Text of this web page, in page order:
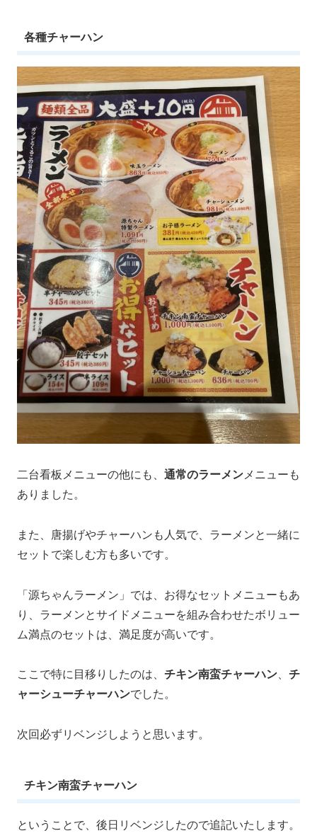
各種チャーハン
二台看板メニューの他にも、 通常のラーメンメニューも
ありました。
また、唐揚げやチャーハンも人気で、ラーメンと一緒に
セットで楽しむ方も多いです。
「源ちゃんラーメン」では、お得なセットメニューもあ
り、ラーメンとサイドメニューを組み合わせたボリュー
ム満点のセットは、満足度が高いです。
ここで特に目移りしたのは、 チキン南蛮チャーハン、 チ
ャーシューチャーハンでした。
次回必ずリベンジしようと思います。
チキン南蛮チャーハン
ということで、後日リベンジしたので追記いたします。